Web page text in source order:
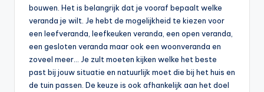
bouwen. Het is belangrijk dat je vooraf bepaalt welke
veranda je wilt. Je hebt de mogelijkheid te kiezen voor
een leefveranda, leefkeuken veranda, een open veranda,
een gesloten veranda maar ook een woonveranda en
zoveel meer… Je zult moeten kijken welke het beste
past bij jouw situatie en natuurlijk moet die bij het huis en
de tuin passen. De keuze is ook afhankelijk aan het doel